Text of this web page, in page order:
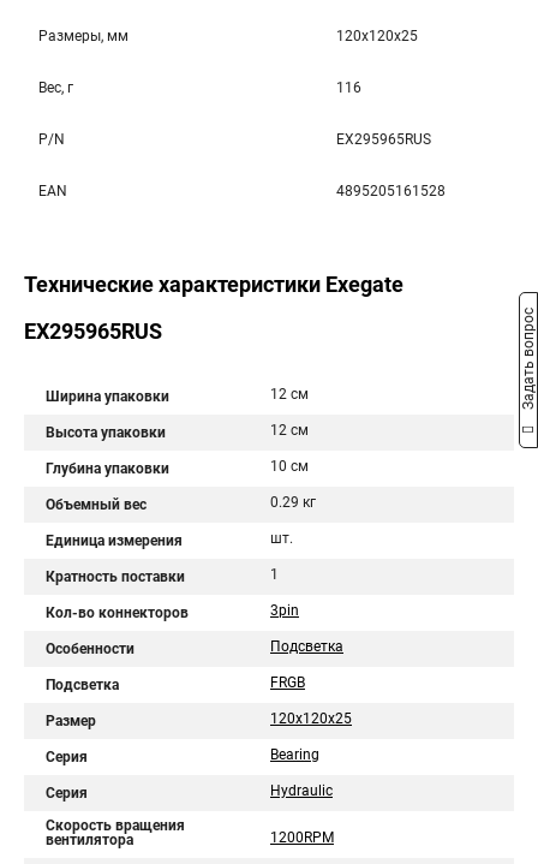
Размеры, мм 120x120x25
Вес, г 116
P/N EX295965RUS
EAN 4895205161528
Технические характеристики Exegate
EX295965RUS
Ширина упаковки 12 см
Высота упаковки 12 см
Глубина упаковки 10 см
Объемный вес 0.29 кг
Единица измерения шт.
Кратность поставки 1
Кол-во коннекторов 3pin
Особенности Подсветка
Подсветка FRGB
Размер 120x120x25
Серия Bearing
Серия Hydraulic
Скорость вращения
вентилятора
1200RPM
Задать вопрос